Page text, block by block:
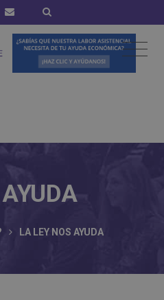
LA LEY NOS AYUDA